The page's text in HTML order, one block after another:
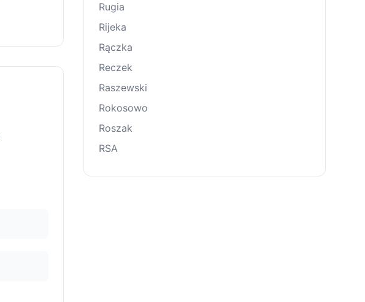
Rugia
Rijeka
Rączka
Reczek
Raszewski
Rokosowo
Roszak
RSA